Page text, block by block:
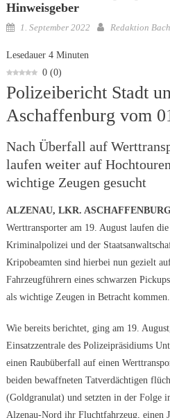
Hinweisgeber
Posted
1. September 2022 Author
Redaktion
Lesedauer 4 Minuten
0 (0)
Polizeibericht Stadt
Aschaffenburg vom
Nach Überfall auf
laufen weiter auf
wichtige Zeugen gesucht
ALZENAU, LKR.
Werttransporter am 19. August laufen
Kriminalpolizei und der
Kripobeamten sind hierbei nun gezielt
Fahrzeugführern eines schwarzen
als wichtige Zeugen in Betracht kommen.
Wie bereits berichtet, ging am 19.
Einsatzzentrale des Polizeipräsidiums
einen Raubüberfall auf einen
beiden bewaffneten Tatverdächtigen
(Goldgranulat) und setzten in der Folge
Alzenau-Nord ihr Fluchtfahrzeug, einen